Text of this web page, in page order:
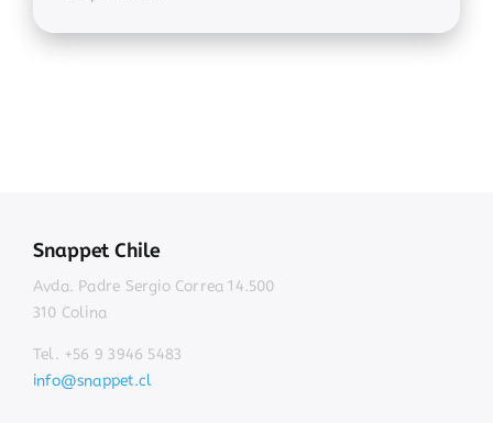
Snappet Chile
Avda. Padre Sergio Correa 14.500
310 Colina
Tel. +56 9 3946 5483
info@snappet.cl